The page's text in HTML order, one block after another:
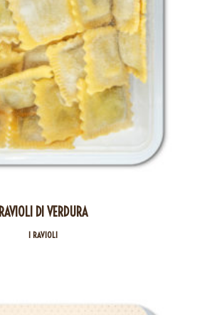
RAVIOLI DI VERDURA
I RAVIOLI